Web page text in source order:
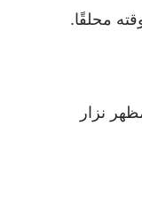
محلقًا.
نزار